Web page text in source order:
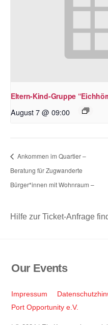
Eltern-Kind-Gruppe
August 7 @ 09:00
Ankommen im Quartier –
Beratung für Zugwanderte
Bürger*innen mit Wohnraum –
Hilfe zur Ticket-Anfrage
Our Events
Impressum
Port Opportunity e.V.